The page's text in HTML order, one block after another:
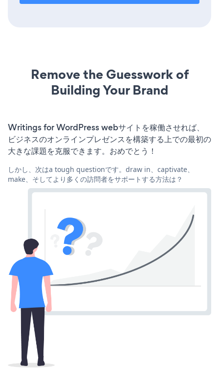
Remove the Guesswork of
Building Your Brand
Writings for WordPress webサイトを稼働させれば、
ビジネスのオンラインプレゼンスを構築する上での最初の
大きな課題を克服できます。おめでとう！
しかし、次はa tough questionです。draw in、captivate、
make、そしてより多くの訪問者をサポートする方法は？